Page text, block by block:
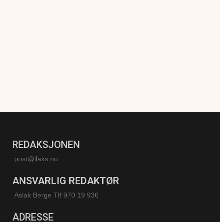
REDAKSJONEN
post@ilaks.no
ANSVARLIG REDAKTØR
Aslak Berge Tlf 970 19 936
ADRESSE